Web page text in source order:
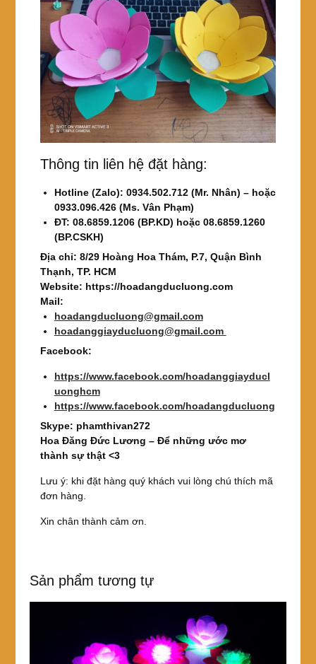
Thông tin liên hệ đặt hàng:
Hotline (Zalo): 0934.502.712 (Mr. Nhân) – hoặc
0933.096.426 (Ms. Vân Phạm)
ĐT: 08.6859.1206 (BP.KD) hoặc 08.6859.1260
(BP.CSKH)
Địa chỉ: 8/29 Hoàng Hoa Thám, P.7, Quận Bình
Thạnh, TP. HCM
Website: https://hoadangducluong.com
Mail:
hoadangducluong@gmail.com
hoadanggiayducluong@gmail.com
Facebook:
https://www.facebook.com/hoadanggiayducl
uonghcm
https://www.facebook.com/hoadangducluong
Skype: phamthivan272
Hoa Đăng Đức Lương – Để những ước mơ
thành sự thật <3
Lưu ý: khi đặt hàng quý khách vui lòng chú thích mã
đơn hàng.
Xin chân thành cảm ơn.
Sản phẩm tương tự